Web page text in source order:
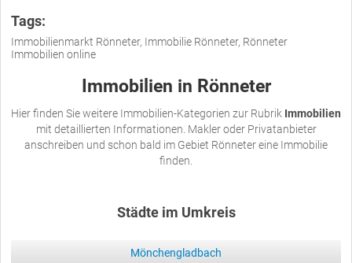
Tags:
Immobilienmarkt Rönneter, Immobilie Rönneter, Rönneter
Immobilien online
Immobilien in Rönneter
Hier finden Sie weitere Immobilien-Kategorien zur Rubrik Immobilien
mit detaillierten Informationen. Makler oder Privatanbieter
anschreiben und schon bald im Gebiet Rönneter eine Immobilie
finden.
Städte im Umkreis
Mönchengladbach